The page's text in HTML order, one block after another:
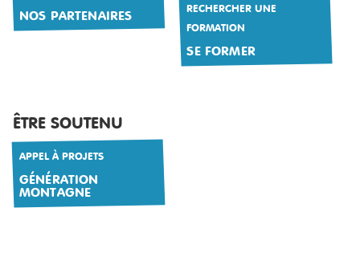
NOS PARTENAIRES
RECHERCHER UNE
FORMATION
SE FORMER
ÊTRE SOUTENU
APPEL À PROJETS
GÉNÉRATION
MONTAGNE